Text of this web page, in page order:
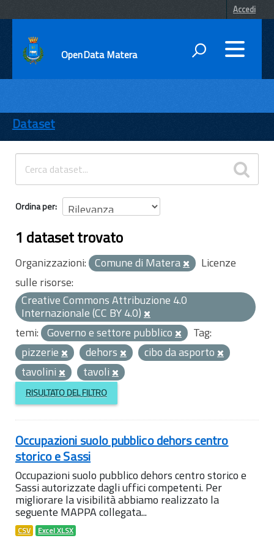
Accedi
OpenData Matera
ENTI
TEMI
INFORMAZIONI
Dataset
Ordina per
1 dataset trovato
Organizzazioni: Comune di Matera
Licenze
sulle risorse:
Creative Commons Attribuzione 4.0
Internazionale (CC BY 4.0)
temi: Governo e settore pubblico
Tag:
pizzerie
dehors
cibo da asporto
tavolini
tavoli
RISULTATO DEL FILTRO
Occupazioni suolo pubblico dehors centro
storico e Sassi
Occupazioni suolo pubblico dehors centro storico e
Sassi autorizzate dagli uffici competenti. Per
migliorare la visibilità abbiamo realizzato la
seguente MAPPA collegata...
CSV Excel XLSX